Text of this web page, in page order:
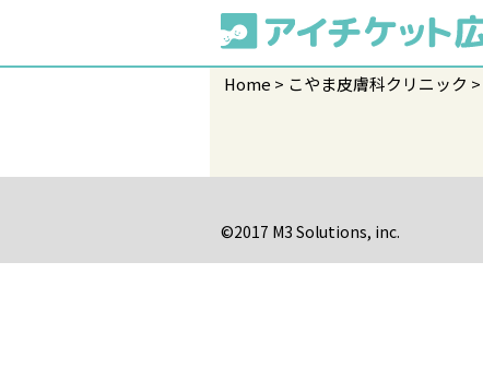
Home こやま皮膚科クリニック
©2017 M3 Solutions, inc.